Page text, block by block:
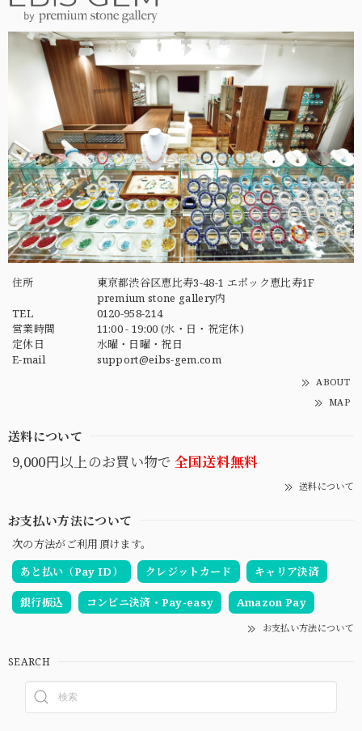
住所
東京都渋谷区恵比寿3-48-1 エポック恵比寿1F
premium stone gallery内
TEL
0120-958-214
営業時間
11:00 - 19:00 (水・日・祝定休)
定休日
水曜・日曜・祝日
E-mail
support@eibs-gem.com
ABOUT
MAP
送料について
9,000円以上のお買い物で 全国送料無料
送料について
お支払い方法について
次の方法がご利用頂けます。
あと払い（Pay ID）
クレジットカード キャリア決済
銀行振込 コンビニ決済・Pay-easy Amazon Pay
お支払い方法について
SEARCH